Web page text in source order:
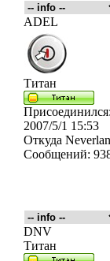
ADEL
Титан
Присоединился:
2007/5/1 15:53
Откуда
Сообщений:
DNV
Титан